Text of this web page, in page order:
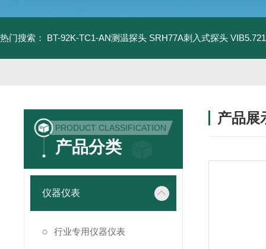
热门搜索： BT-92K-TC1-AN测温探头 SRH77A刺入式探头
PRODUCT CLASSIFICATION
产品分类
仪器仪表
行业专用仪器仪表
产品展